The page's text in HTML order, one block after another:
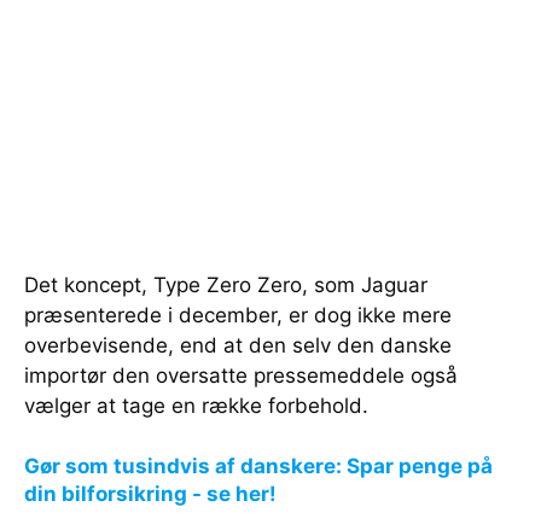
Det koncept, Type Zero Zero, som Jaguar
præsenterede i december, er dog ikke mere
overbevisende, end at den selv den danske
importør den oversatte pressemeddele også
vælger at tage en række forbehold.
Gør som tusindvis af danskere: Spar penge på
din bilforsikring - se her!